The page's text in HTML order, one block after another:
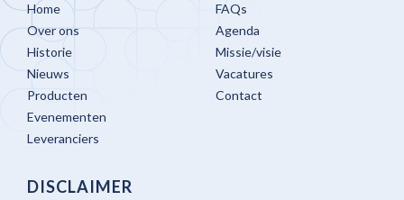
Home
Over ons
Historie
Nieuws
Producten
Evenementen
Leveranciers
FAQs
Agenda
Missie/visie
Vacatures
Contact
DISCLAIMER